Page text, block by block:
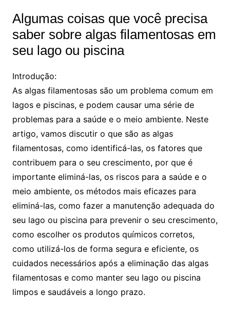
Algumas coisas que você precisa
saber sobre algas filamentosas em
seu lago ou piscina
Introdução:
As algas filamentosas são um problema comum em
lagos e piscinas, e podem causar uma série de
problemas para a saúde e o meio ambiente. Neste
artigo, vamos discutir o que são as algas
filamentosas, como identificá-las, os fatores que
contribuem para o seu crescimento, por que é
importante eliminá-las, os riscos para a saúde e o
meio ambiente, os métodos mais eficazes para
eliminá-las, como fazer a manutenção adequada do
seu lago ou piscina para prevenir o seu crescimento,
como escolher os produtos químicos corretos,
como utilizá-los de forma segura e eficiente, os
cuidados necessários após a eliminação das algas
filamentosas e como manter seu lago ou piscina
limpos e saudáveis a longo prazo.